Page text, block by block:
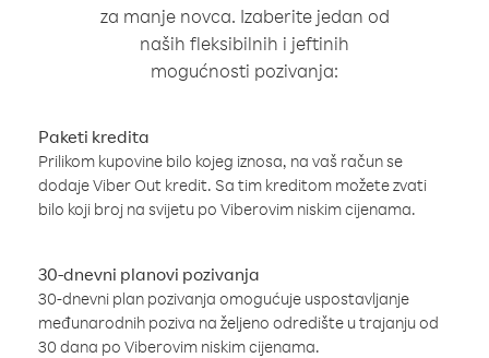
za manje novca. Izaberite jedan od
naših fleksibilnih i jeftinih
mogućnosti pozivanja:
Paketi kredita
Prilikom kupovine bilo kojeg iznosa, na vaš račun se
dodaje Viber Out kredit. Sa tim kreditom možete zvati
bilo koji broj na svijetu po Viberovim niskim cijenama.
30-dnevni planovi pozivanja
30-dnevni plan pozivanja omogućuje uspostavljanje
međunarodnih poziva na željeno odredište u trajanju od
30 dana po Viberovim niskim cijenama.